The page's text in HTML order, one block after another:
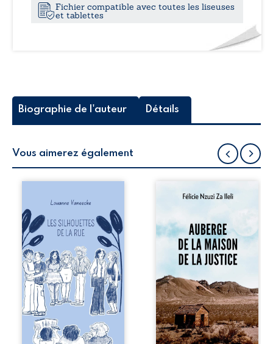
Fichier compatible avec toutes les liseuses
et tablettes
Biographie de l'auteur Détails
Vous aimerez également
la rue donne la
parole à six
personnages
ordinaires,
traversés par des
pensées, des
émotions et des
silences qui
pourraient
appartenir à
chacun de nous. À
travers leurs
parcours, ce
roman invite à
Auberge de la
récit-témoignage
consacré au
parcours
exemplaire de
Mbala Zi Nkuaku
Lema Félix.
Magistrat intègre,
fervent défenseur
des droits
humains et de
l’indépendance
judiciaire, il voit sa